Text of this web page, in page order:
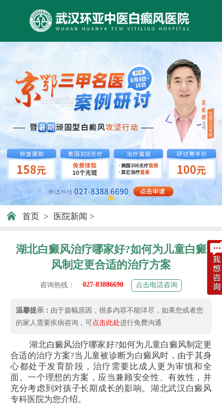
首页 > 医院新闻 >
湖北白癜风治疗哪家好?如何为儿童白癜
风制定更合适的治疗方案
咨询热线： 027-83886690 点击电话咨询
温馨提示： 由于篇幅原因，很多内容不能详尽，如果您或者您
的家人需要疾病咨询，可点击此处进行免费沟通
湖北白癜风治疗哪家好?如何为儿童白癜风制定更
合适的治疗方案?当儿童被诊断为白癜风时，由于其身
心都处于发育阶段，治疗需要比成人更为审慎和全
面。一个理想的方案，应当兼顾安全性、有效性，并
充分考虑到对孩子长期成长的影响。湖北武汉白癜风
专科医院为您介绍。